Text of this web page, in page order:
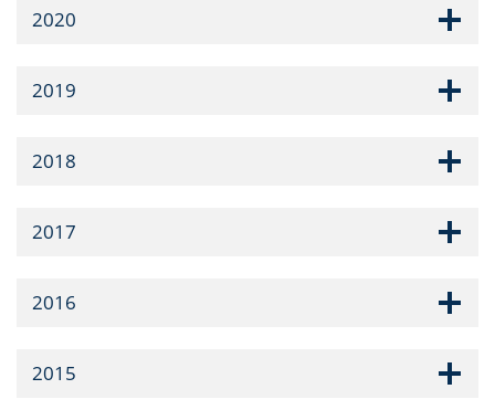
2020
2019
2018
2017
2016
2015